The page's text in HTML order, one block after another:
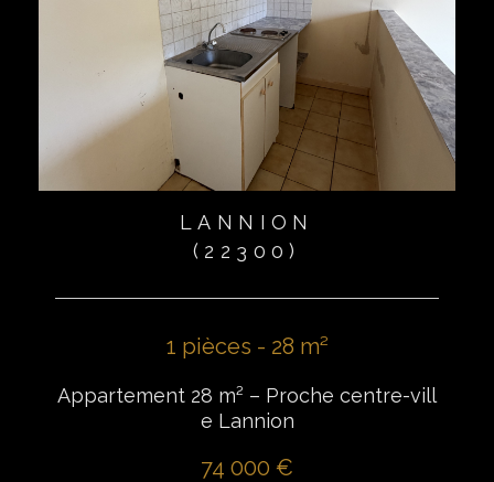
LANNION
(22300)
1 pièces - 28 m²
Appartement 28 m² – Proche centre-vill
e Lannion
74 000 €